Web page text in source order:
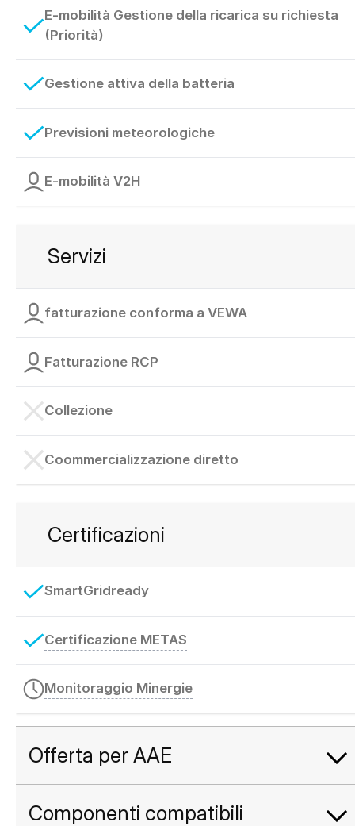
E-mobilità Gestione della ricarica su richiesta
(Priorità)
Gestione attiva della batteria
Previsioni meteorologiche
E-mobilità V2H
Servizi
fatturazione conforma a VEWA
Fatturazione RCP
Collezione
Coommercializzazione diretto
Certificazioni
SmartGridready
Certificazione METAS
Monitoraggio Minergie
Offerta per AAE
Componenti compatibili